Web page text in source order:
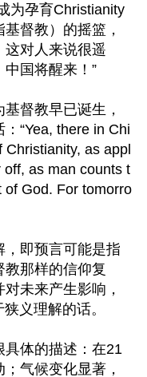
为孕育Christianity
督教）的摇篮，
这对人来说很遥
国将醒来！”
督教早已诞生，
“Yea, there in Chi
Christianity, as appl
as man counts t
of God. For tomorro
，即预言可能是指
那样的信仰复
未来产生影响，
义理解的话。
具体的描述：在21
气候变化显著，